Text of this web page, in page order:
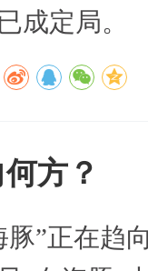
成定局。
方？
豚”正在趋